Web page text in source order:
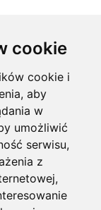
cookie
cookie i
aby
w
umożliwić
serwisu,
z
,